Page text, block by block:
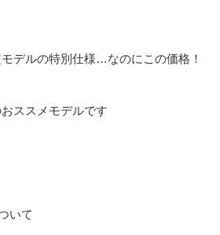
デルの特別仕様…なのにこの価格！
ススメモデルです
いて